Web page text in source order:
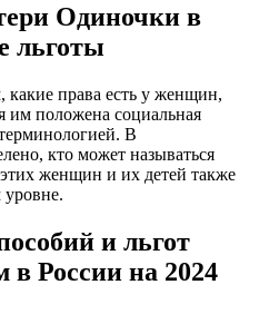
Одиночки в
льготы
какие права есть у женщин,
им положена социальная
В
кто может называться
женщин и их детей также
уровне.
и льгот
в России на 2024